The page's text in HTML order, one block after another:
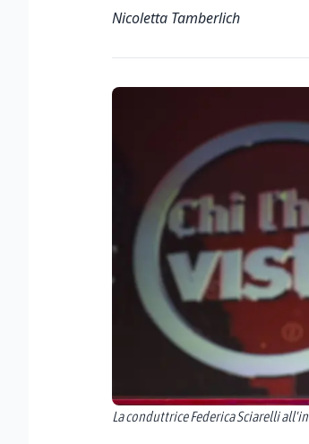
Nicoletta Tamberlich
La conduttrice Federica Sciarelli